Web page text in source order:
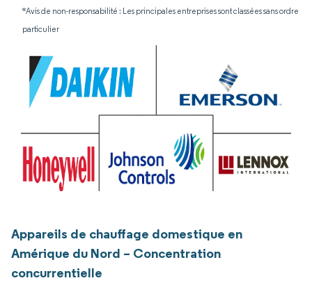
*Avis de non-responsabilité : Les principales entreprises sont classées sans ordre
particulier
Appareils de chauffage domestique en
Amérique du Nord – Concentration
concurrentielle